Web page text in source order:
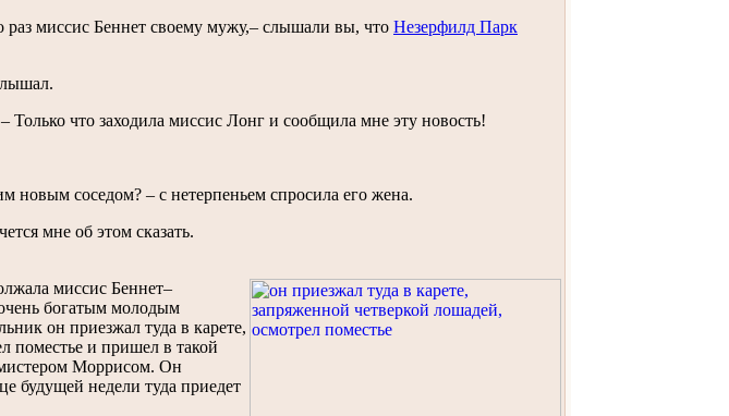
раз миссис Беннет своему мужу,– слышали вы, что Незерфилд Парк
Только что заходила миссис Лонг и сообщила мне эту новость!
новым соседом? – с нетерпеньем спросила его жена.
мне об этом сказать.
миссис Беннет–
богатым молодым
он приезжал туда в карете,
поместье и пришел в такой
мистером Моррисом. Он
будущей недели туда приедет